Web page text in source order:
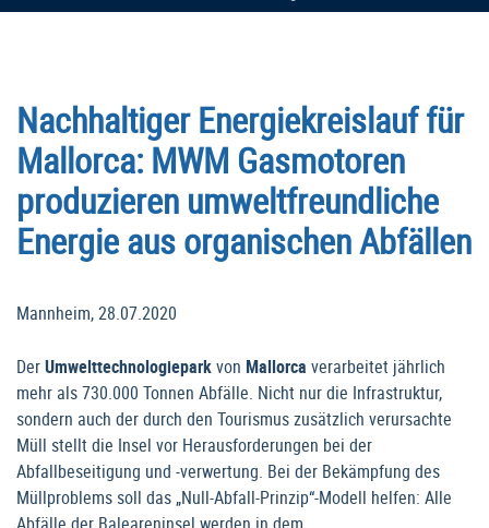
Nachhaltiger Energiekreislauf für
Mallorca: MWM Gasmotoren
produzieren umweltfreundliche
Energie aus organischen Abfällen
Mannheim, 28.07.2020
DerUmwelttechnologieparkvon Mallorca verarbeitet jährlich
mehr als 730.000 Tonnen Abfälle. Nicht nur die Infrastruktur,
sondern auch der durch den Tourismus zusätzlich verursachte
Müll stellt die Insel vor Herausforderungen bei der
Abfallbeseitigung und -verwertung. Bei der Bekämpfung des
Müllproblems soll das „Null-Abfall-Prinzip“-Modell helfen: Alle